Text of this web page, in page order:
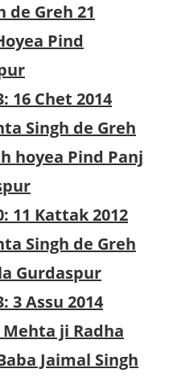
de Greh 21
Pind
16 Chet 2014
Singh de Greh
hoyea Pind Panj
11 Kattak 2012
Singh de Greh
Gurdaspur
3 Assu 2014
ji Radha
Jaimal Singh